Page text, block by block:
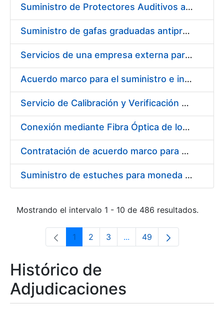
Suministro de Protectores Auditivos a medida para las personas trabajadoras de los Centros de Trabajo de Madrid y Burgos
Suministro de gafas graduadas antiproyecciones para los trabajadores de la FNMT-RCM en los centros de trabajo de Madrid y Burgos
Servicios de una empresa externa para el asesoramiento y resolución de los recursos de alzada que se presentan relacionados con procesos de selección para la FNMT-RCM
Acuerdo marco para el suministro e instalación de persianas, estores y otros complementos
Servicio de Calibración y Verificación Externa de los Equipos de Medición del Servicio de Prevención de la FNMT-RCM
Conexión mediante Fibra Óptica de los Centros de Proceso de Datos (CPDs) de las sedes de la FNMT-RCM de Burgos y Madrid
Contratación de acuerdo marco para el Suministro de Material de Electricidad para la Fábrica Nacional de Moneda y Timbre-Real Casa de la Moneda en su centro de trabajo de Burgos
Suministro de estuches para moneda de 30 €
Mostrando el intervalo 1 - 10 de 486 resultados.
Página
1 Página
2 Página
3 ...Páginas intermedias Use
Página
49
Histórico de
Adjudicaciones